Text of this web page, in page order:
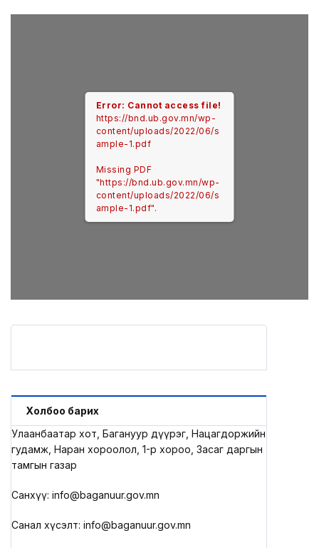
Error: Cannot access file!
https://bnd.ub.gov.mn/wp-
content/uploads/2022/06/s
ample-1.pdf
Missing PDF
"https://bnd.ub.gov.mn/wp-
content/uploads/2022/06/s
ample-1.pdf".
Холбоо барих
Улаанбаатар хот, Багануур дүүрэг, Нацагдоржийн
гудамж, Наран хороолол, 1-р хороо, Засаг даргын
тамгын газар
Санхүү: info@baganuur.gov.mn
Санал хүсэлт: info@baganuur.gov.mn